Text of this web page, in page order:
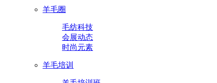
羊毛圈
毛纺科技
会展动态
时尚元素
羊毛培训